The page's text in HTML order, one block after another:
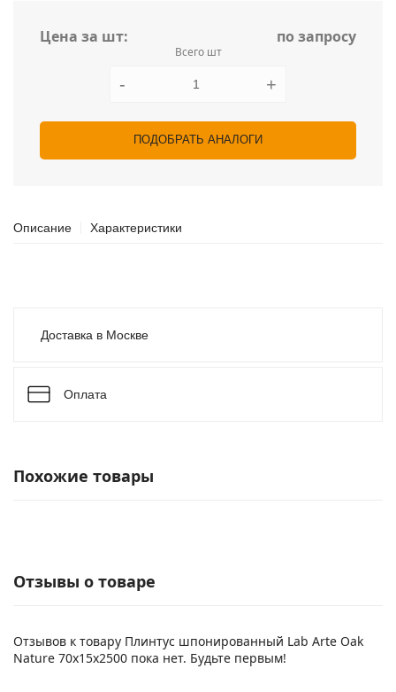
Цена за шт: по запросу
Всего шт
- +
ПОДОБРАТЬ АНАЛОГИ
Описание Характеристики
Доставка в Москве
Оплата
Похожие товары
Отзывы о товаре
Отзывов к товару Плинтус шпонированный Lab Arte Oak
Nature 70х15х2500 пока нет. Будьте первым!